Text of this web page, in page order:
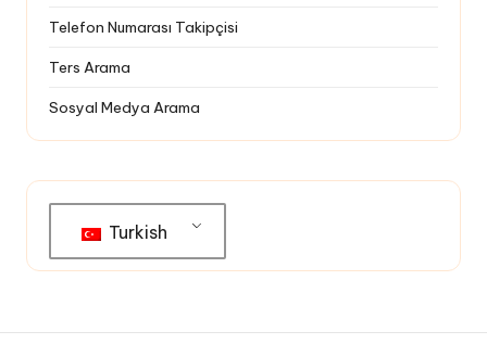
Telefon Numarası Takipçisi
Ters Arama
Sosyal Medya Arama
Turkish